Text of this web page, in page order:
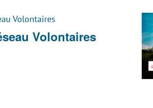
Volontaires
Volontaires